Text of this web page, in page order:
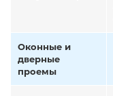
Оконные и
дверные
проемы